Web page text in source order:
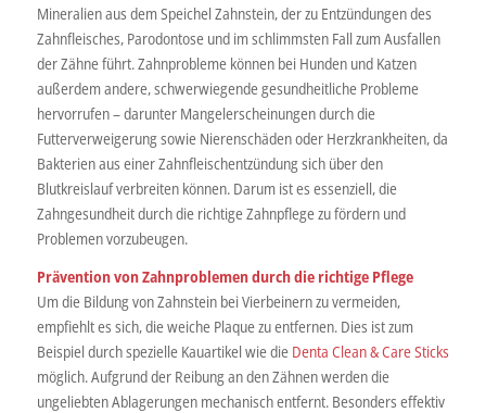
Mineralien aus dem Speichel Zahnstein, der zu Entzündungen des
Zahnfleisches, Parodontose und im schlimmsten Fall zum Ausfallen
der Zähne führt. Zahnprobleme können bei Hunden und Katzen
außerdem andere, schwerwiegende gesundheitliche Probleme
hervorrufen – darunter Mangelerscheinungen durch die
Futterverweigerung sowie Nierenschäden oder Herzkrankheiten, da
Bakterien aus einer Zahnfleischentzündung sich über den
Blutkreislauf verbreiten können. Darum ist es essenziell, die
Zahngesundheit durch die richtige Zahnpflege zu fördern und
Problemen vorzubeugen.
Prävention von Zahnproblemen durch die richtige Pflege
Um die Bildung von Zahnstein bei Vierbeinern zu vermeiden,
empfiehlt es sich, die weiche Plaque zu entfernen. Dies ist zum
Beispiel durch spezielle Kauartikel wie die Denta Clean & Care Sticks
möglich. Aufgrund der Reibung an den Zähnen werden die
ungeliebten Ablagerungen mechanisch entfernt. Besonders effektiv